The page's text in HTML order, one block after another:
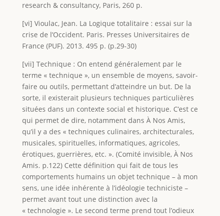
research & consultancy, Paris, 260 p.
[vi] Vioulac, Jean. La Logique totalitaire : essai sur la
crise de l’Occident. Paris. Presses Universitaires de
France (PUF). 2013. 495 p. (p.29-30)
[vii] Technique : On entend généralement par le
terme « technique », un ensemble de moyens, savoir-
faire ou outils, permettant d’atteindre un but. De la
sorte, il existerait plusieurs techniques particulières
situées dans un contexte social et historique. C’est ce
qui permet de dire, notamment dans À Nos Amis,
qu’il y a des « techniques culinaires, architecturales,
musicales, spirituelles, informatiques, agricoles,
érotiques, guerrières, etc. ». (Comité invisible, À Nos
Amis. p.122) Cette définition qui fait de tous les
comportements humains un objet technique – à mon
sens, une idée inhérente à l’idéologie techniciste –
permet avant tout une distinction avec la
« technologie ». Le second terme prend tout l’odieux